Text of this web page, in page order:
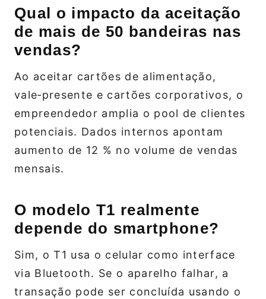
Qual o impacto da aceitação
de mais de 50 bandeiras nas
vendas?
Ao aceitar cartões de alimentação,
vale‑presente e cartões corporativos, o
empreendedor amplia o pool de clientes
potenciais. Dados internos apontam
aumento de 12 % no volume de vendas
mensais.
O modelo T1 realmente
depende do smartphone?
Sim, o T1 usa o celular como interface
via Bluetooth. Se o aparelho falhar, a
transação pode ser concluída usando o